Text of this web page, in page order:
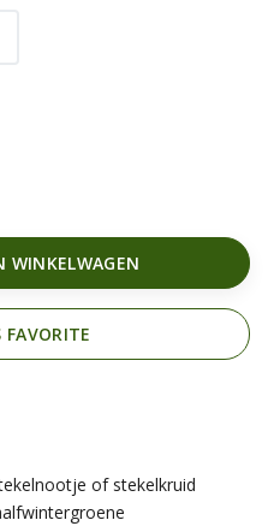
WINKELWAGEN
FAVORITE
of stekelkruid